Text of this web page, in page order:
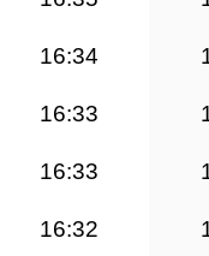
16:34
16:33
16:33
16:32